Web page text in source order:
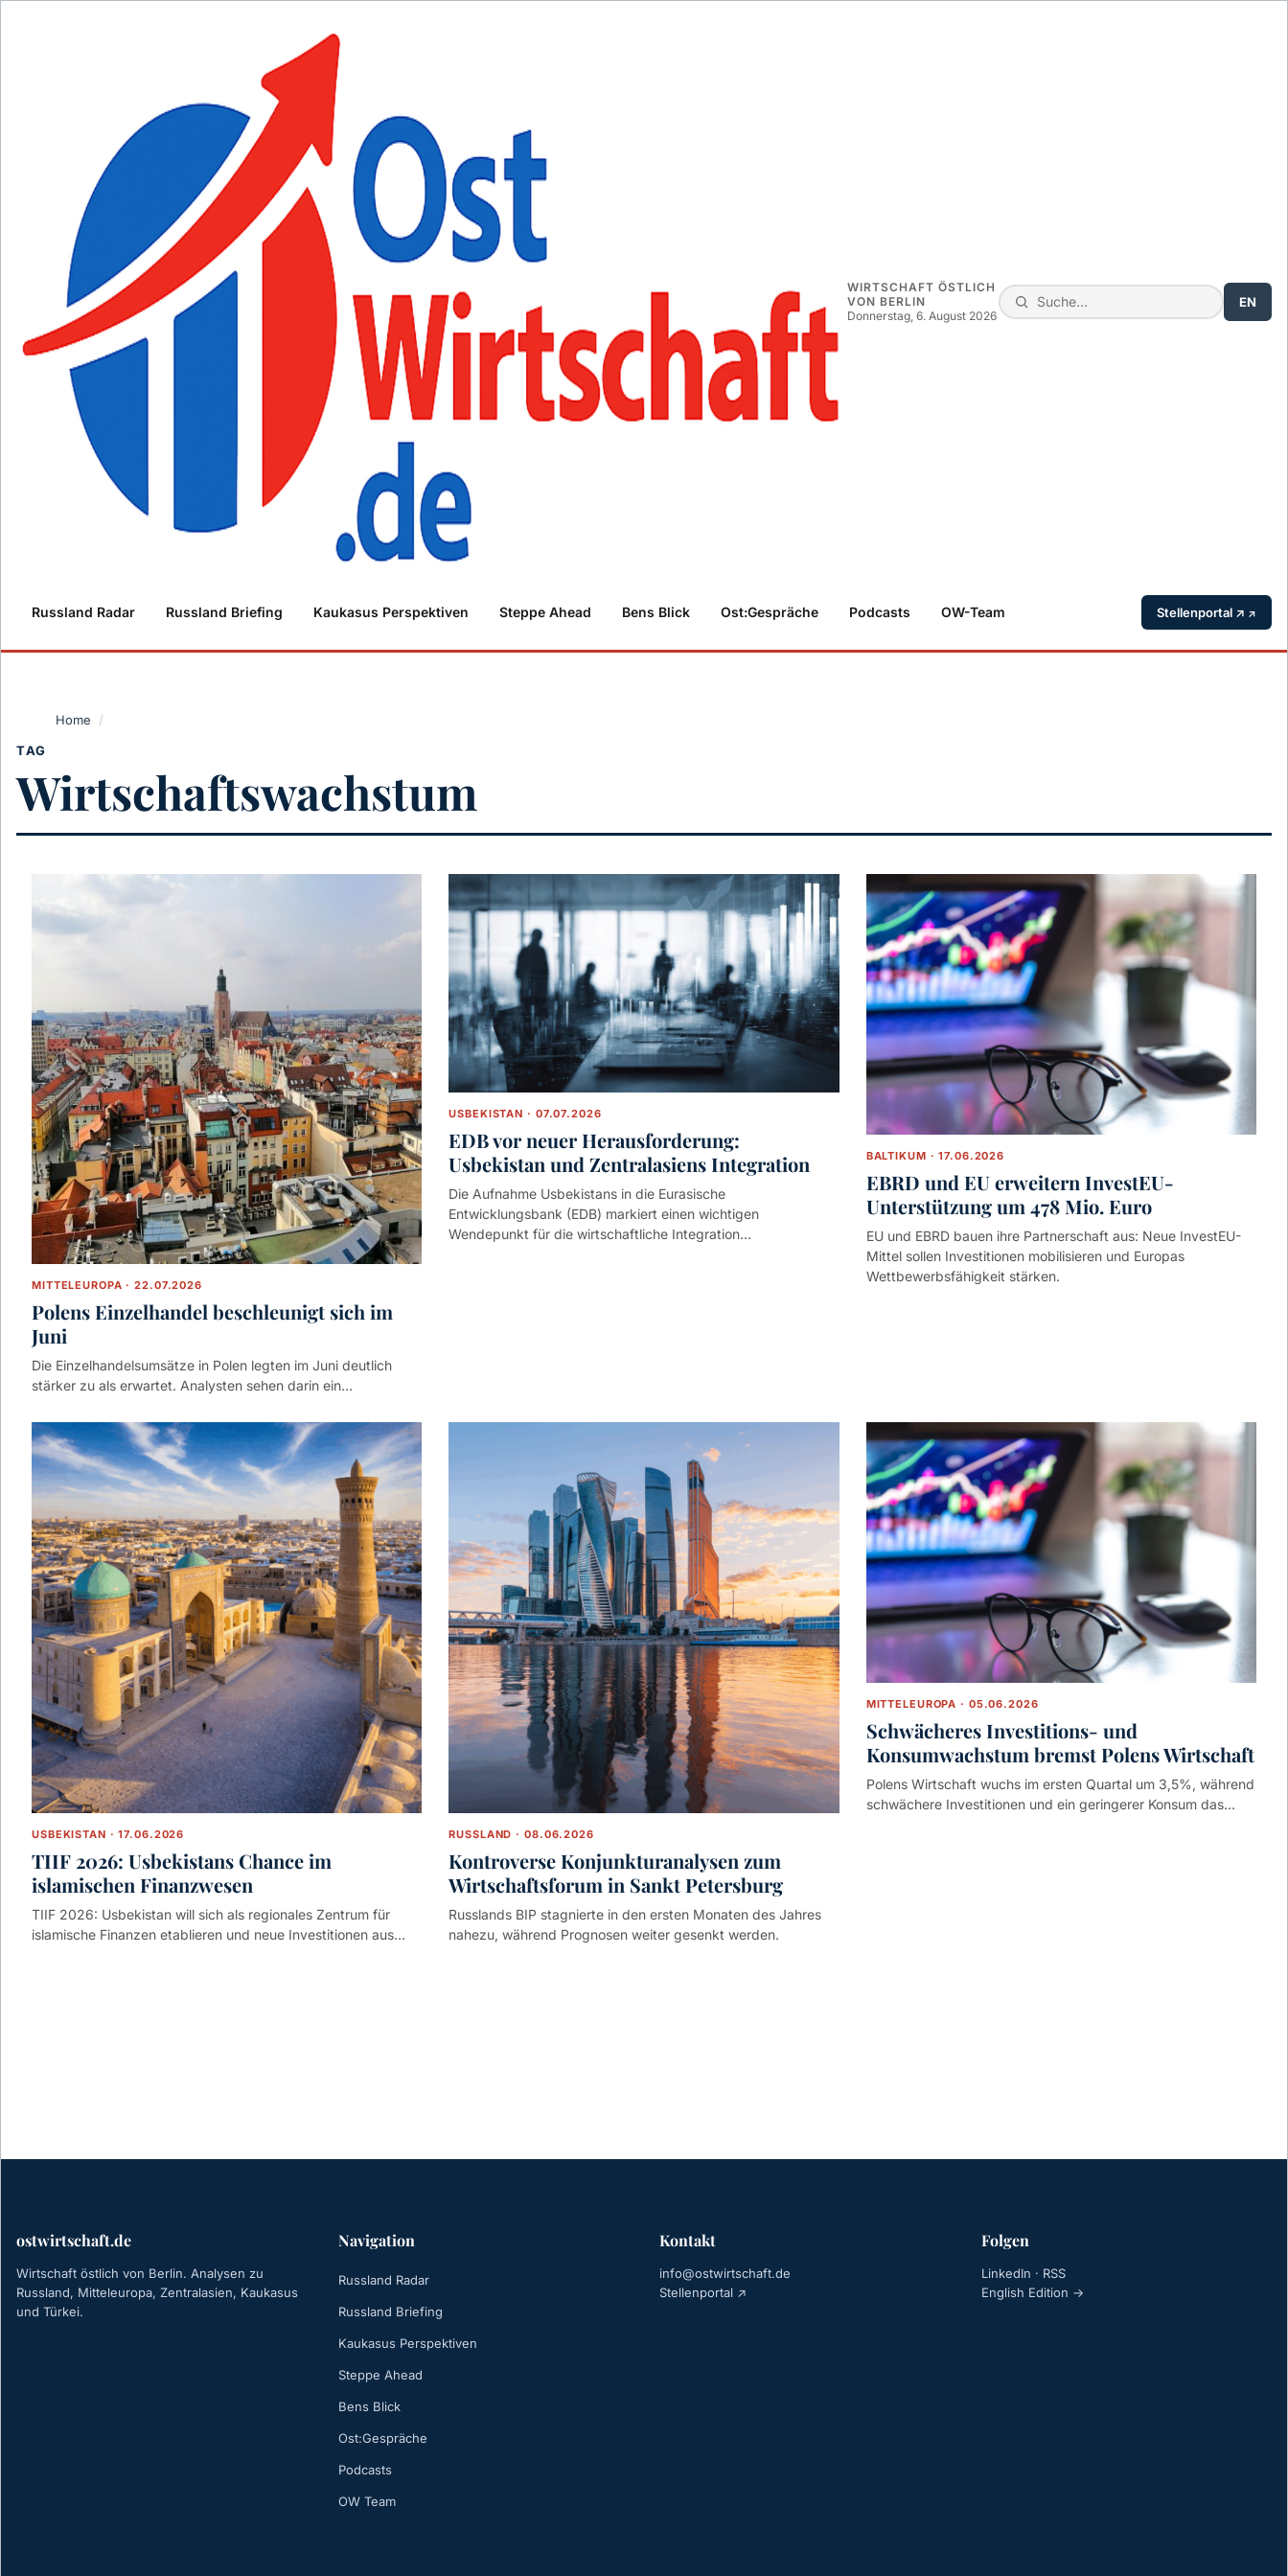
WIRTSCHAFT ÖSTLICH
VON BERLIN
Donnerstag, 6. August 2026
EN
Russland Radar Russland Briefing Kaukasus Perspektiven Steppe Ahead Bens Blick Ost:Gespräche Podcasts OW-Team Stellenportal ↗
Home
/
TAG
Wirtschaftswachstum
MITTELEUROPA · 22.07.2026
Polens Einzelhandel beschleunigt sich im
Juni
Die Einzelhandelsumsätze in Polen legten im Juni deutlich
stärker zu als erwartet. Analysten sehen darin ein…
USBEKISTAN · 07.07.2026
EDB vor neuer Herausforderung:
Usbekistan und Zentralasiens Integration
Die Aufnahme Usbekistans in die Eurasische
Entwicklungsbank (EDB) markiert einen wichtigen
Wendepunkt für die wirtschaftliche Integration…
BALTIKUM · 17.06.2026
EBRD und EU erweitern InvestEU-
Unterstützung um 478 Mio. Euro
EU und EBRD bauen ihre Partnerschaft aus: Neue InvestEU-
Mittel sollen Investitionen mobilisieren und Europas
Wettbewerbsfähigkeit stärken.
USBEKISTAN · 17.06.2026
TIIF 2026: Usbekistans Chance im
islamischen Finanzwesen
TIIF 2026: Usbekistan will sich als regionales Zentrum für
islamische Finanzen etablieren und neue Investitionen aus…
RUSSLAND · 08.06.2026
Kontroverse Konjunkturanalysen zum
Wirtschaftsforum in Sankt Petersburg
Russlands BIP stagnierte in den ersten Monaten des Jahres
nahezu, während Prognosen weiter gesenkt werden.
MITTELEUROPA · 05.06.2026
Schwächeres Investitions- und
Konsumwachstum bremst Polens Wirtschaft
Polens Wirtschaft wuchs im ersten Quartal um 3,5%, während
schwächere Investitionen und ein geringerer Konsum das…
ostwirtschaft.de
Wirtschaft östlich von Berlin. Analysen zu
Russland, Mitteleuropa, Zentralasien, Kaukasus
und Türkei.
Navigation
Russland Radar
Russland Briefing
Kaukasus Perspektiven
Steppe Ahead
Bens Blick
Ost:Gespräche
Podcasts
OW Team
Kontakt
info@ostwirtschaft.de
Stellenportal ↗
Folgen
LinkedIn · RSS
English Edition →